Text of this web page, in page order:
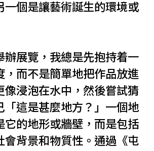
一個是讓藝術誕生的環境或
辦展覽，我總是先抱持着一
，而不是簡單地把作品放進
像浸泡在水中，然後嘗試猜
「這是甚麼地方？」一個地
它的地形或牆壁，而是包括
會背景和物質性。通過《屯